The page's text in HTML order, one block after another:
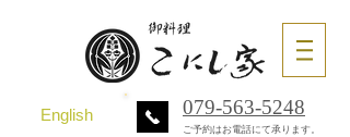
English 079-563-5248
ご予約はお電話にて承ります。